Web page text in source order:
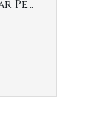
Mezze Argonautes /par Pers